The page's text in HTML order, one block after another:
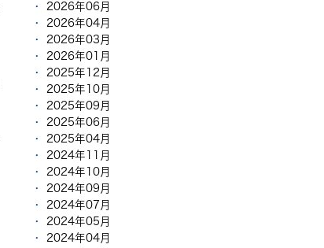
2026年06月
2026年04月
2026年03月
2026年01月
2025年12月
2025年10月
2025年09月
2025年06月
2025年04月
2024年11月
2024年10月
2024年09月
2024年07月
2024年05月
2024年04月